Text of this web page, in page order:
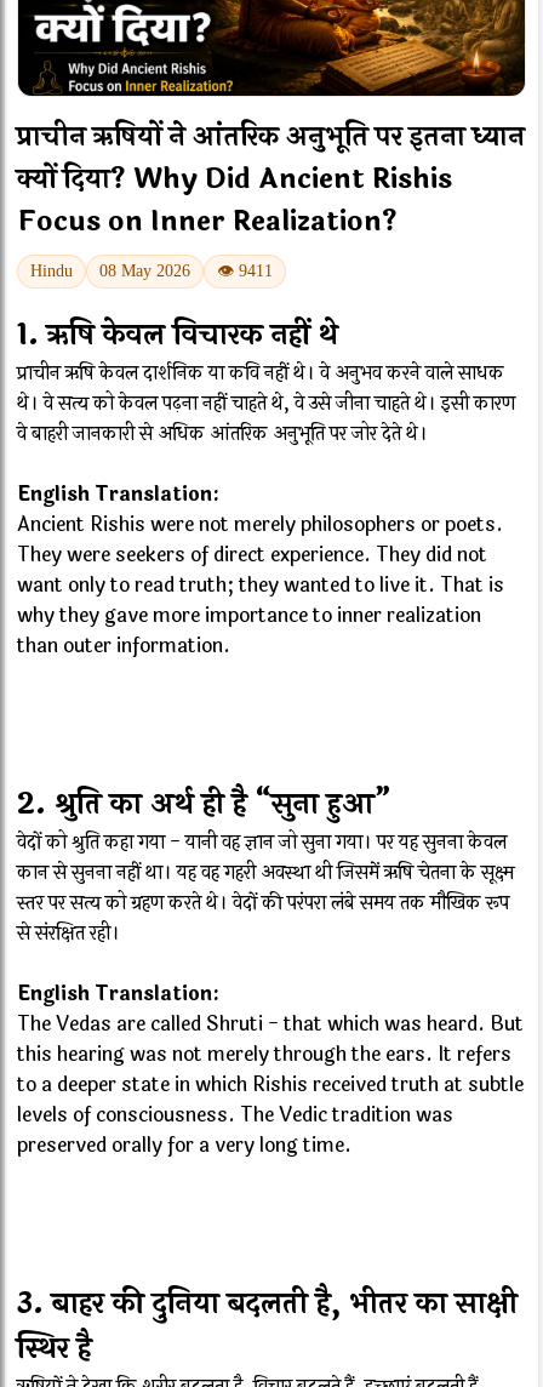
प्राचीन ऋषियों ने आंतरिक अनुभूति पर इतना ध्यान
क्यों दिया? Why Did Ancient Rishis
Focus on Inner Realization?
Hindu 08 May 2026 👁 9411
1. ऋषि केवल विचारक नहीं थे
प्राचीन ऋषि केवल दार्शनिक या कवि नहीं थे। वे अनुभव करने वाले साधक
थे। वे सत्य को केवल पढ़ना नहीं चाहते थे, वे उसे जीना चाहते थे। इसी कारण
वे बाहरी जानकारी से अधिक आंतरिक अनुभूति पर जोर देते थे।
English Translation:
Ancient Rishis were not merely philosophers or poets.
They were seekers of direct experience. They did not
want only to read truth; they wanted to live it. That is
why they gave more importance to inner realization
than outer information.
2. श्रुति का अर्थ ही है “सुना हुआ”
वेदों को श्रुति कहा गया - यानी वह ज्ञान जो सुना गया। पर यह सुनना केवल
कान से सुनना नहीं था। यह वह गहरी अवस्था थी जिसमें ऋषि चेतना के सूक्ष्म
स्तर पर सत्य को ग्रहण करते थे। वेदों की परंपरा लंबे समय तक मौखिक रूप
से संरक्षित रही।
English Translation:
The Vedas are called Shruti - that which was heard. But
this hearing was not merely through the ears. It refers
to a deeper state in which Rishis received truth at subtle
levels of consciousness. The Vedic tradition was
preserved orally for a very long time.
3. बाहर की दुनिया बदलती है, भीतर का साक्षी
स्थिर है